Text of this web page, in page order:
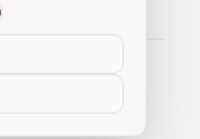
vorbehalten.